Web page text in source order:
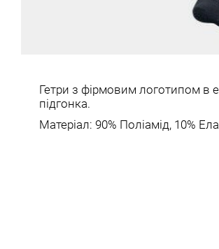
Гетри з фірмовим логотипом в
підгонка.
Матеріал: 90% Поліамід, 10%